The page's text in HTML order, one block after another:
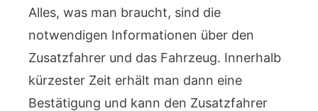
Alles, was man braucht, sind die
notwendigen Informationen über den
Zusatzfahrer und das Fahrzeug. Innerhalb
kürzester Zeit erhält man dann eine
Bestätigung und kann den Zusatzfahrer